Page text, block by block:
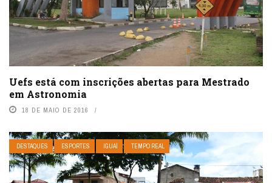
Uefs está com inscrições abertas para Mestrado
em Astronomia
18 DE MAIO DE 2016
DESTAQUES ESPORTES IGUAÍ TEMPO REAL